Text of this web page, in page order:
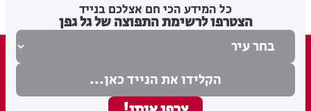
כל המידע הכי חם אצלכם בנייד
הצטרפו לרשימת התפוצה של גל גפן